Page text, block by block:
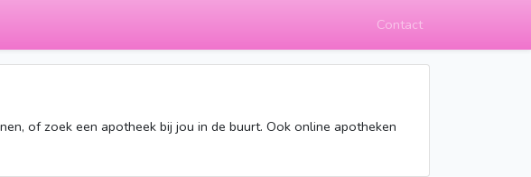
Contact
of zoek een apotheek bij jou in de buurt. Ook online apotheken